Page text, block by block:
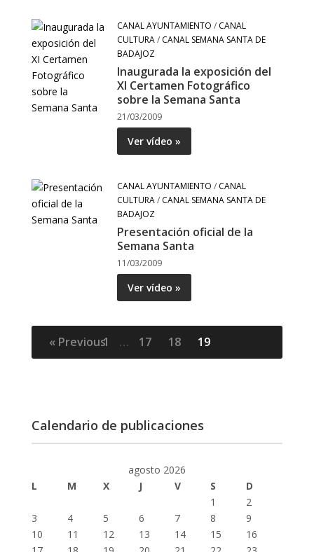
CANAL AYUNTAMIENTO / CANAL
CULTURA/ CANAL SEMANA SANTA DE
BADAJOZ
Inaugurada la exposición del
XI Certamen Fotográfico
sobre la Semana Santa
21/03/2009
Ver vídeo »
CANAL AYUNTAMIENTO / CANAL
CULTURA/ CANAL SEMANA SANTA DE
BADAJOZ
Presentación oficial de la
Semana Santa
11/03/2009
Ver vídeo »
« Previous1 … 17 18 19
Calendario de publicaciones
agosto 2026
L
M X J V S
D
1
2
3
4 5 6 7 8
9
10
11 12 13 14 15
16